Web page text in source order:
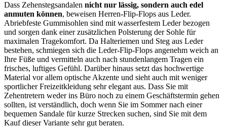
Dass Zehenstegsandalen nicht nur lässig, sondern auch edel
anmuten können, beweisen Herren-Flip-Flops aus Leder.
Abriebfeste Gummisohlen sind mit wasserfestem Leder bezogen
und sorgen dank einer zusätzlichen Polsterung der Sohle für
maximalen Tragekomfort. Da Halteriemen und Steg aus Leder
bestehen, schmiegen sich die Leder-Flip-Flops angenehm weich an
Ihre Füße und vermitteln auch nach stundenlangem Tragen ein
frisches, luftiges Gefühl. Darüber hinaus setzt das hochwertige
Material vor allem optische Akzente und sieht auch mit weniger
sportlicher Freizeitkleidung sehr elegant aus. Dass Sie mit
Zehentretern weder ins Büro noch zu einem Geschäftstermin gehen
sollten, ist verständlich, doch wenn Sie im Sommer nach einer
bequemen Sandale für kurze Strecken suchen, sind Sie mit dem
Kauf dieser Variante sehr gut beraten.